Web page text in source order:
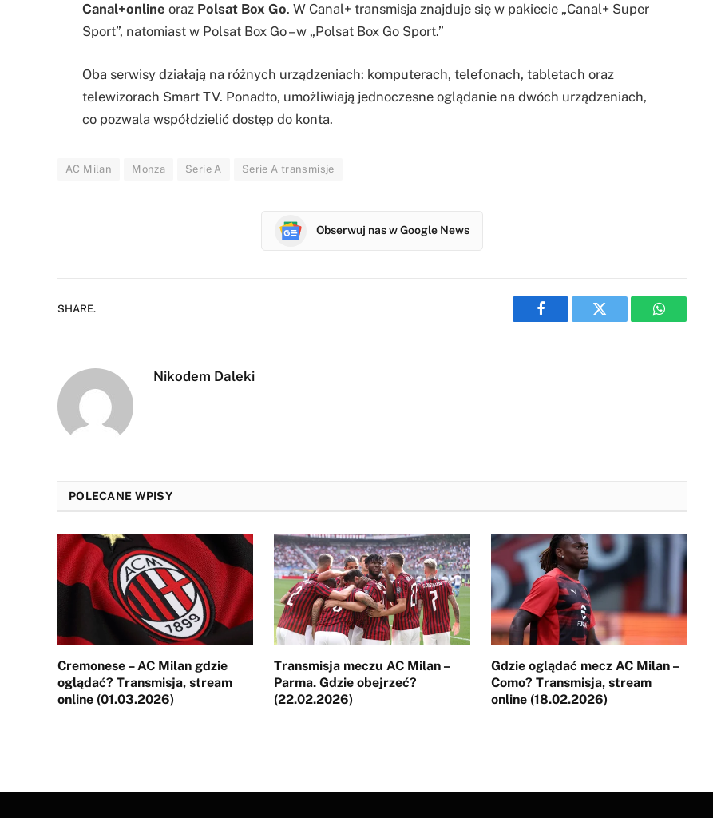
Canal+online oraz Polsat Box Go. W Canal+ transmisja znajduje się w pakiecie „Canal+ Super
Sport”, natomiast w Polsat Box Go – w „Polsat Box Go Sport.”
Oba serwisy działają na różnych urządzeniach: komputerach, telefonach, tabletach oraz
telewizorach Smart TV. Ponadto, umożliwiają jednoczesne oglądanie na dwóch urządzeniach,
co pozwala współdzielić dostęp do konta.
AC Milan Monza Serie A Serie A transmisje
Obserwuj nas w Google News
SHARE.
Facebook Twitter WhatsApp
Nikodem Daleki
POLECANE WPISY
Cremonese – AC Milan gdzie
oglądać? Transmisja, stream
online (01.03.2026)
Transmisja meczu AC Milan –
Parma. Gdzie obejrzeć?
(22.02.2026)
Gdzie oglądać mecz AC Milan –
Como? Transmisja, stream
online (18.02.2026)